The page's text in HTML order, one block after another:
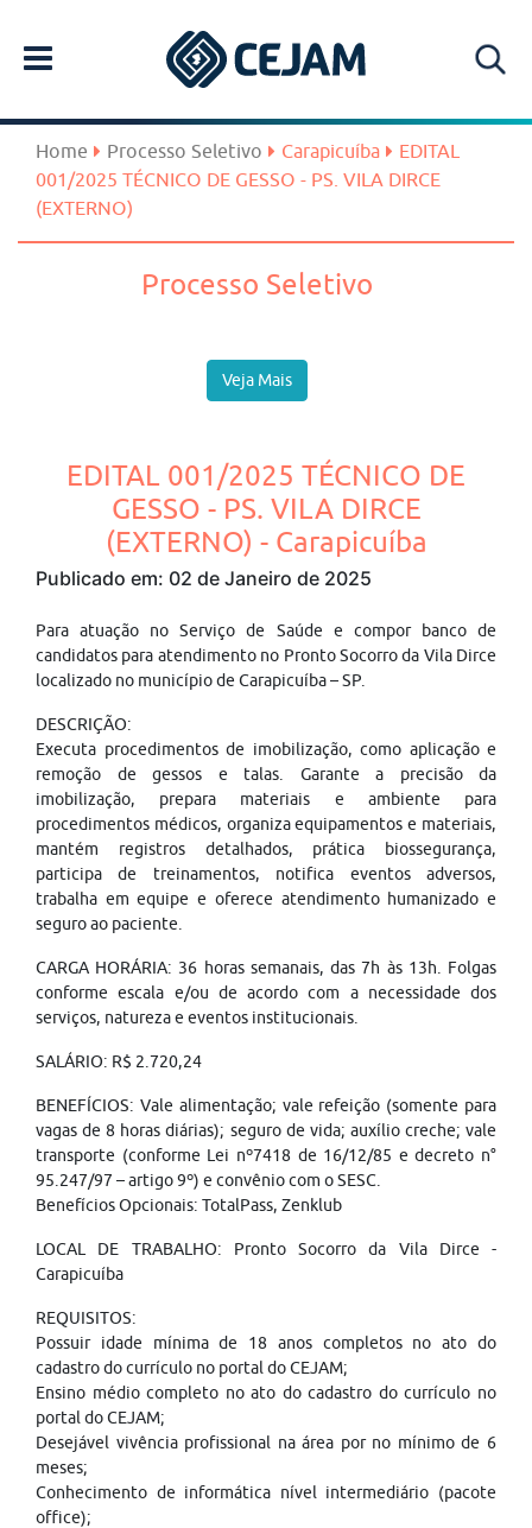
Home Processo Seletivo Carapicuíba
EDITAL
001/2025 TÉCNICO DE GESSO - PS. VILA DIRCE
(EXTERNO)
Processo Seletivo
Veja Mais
EDITAL 001/2025 TÉCNICO DE
GESSO - PS. VILA DIRCE
(EXTERNO) - Carapicuíba
Publicado em: 02 de Janeiro de 2025
Para atuação no Serviço de Saúde e compor banco de
candidatos para atendimento no Pronto Socorro da Vila Dirce
localizado no município de Carapicuíba – SP.
DESCRIÇÃO:
Executa procedimentos de imobilização, como aplicação e
remoção de gessos e talas. Garante a precisão da
imobilização, prepara materiais e ambiente para
procedimentos médicos, organiza equipamentos e materiais,
mantém registros detalhados, prática biossegurança,
participa de treinamentos, notifica eventos adversos,
trabalha em equipe e oferece atendimento humanizado e
seguro ao paciente.
CARGA HORÁRIA: 36 horas semanais, das 7h às 13h. Folgas
conforme escala e/ou de acordo com a necessidade dos
serviços, natureza e eventos institucionais.
SALÁRIO: R$ 2.720,24
BENEFÍCIOS: Vale alimentação; vale refeição (somente para
vagas de 8 horas diárias); seguro de vida; auxílio creche; vale
transporte (conforme Lei nº7418 de 16/12/85 e decreto n°
95.247/97 – artigo 9º) e convênio com o SESC.
Benefícios Opcionais: TotalPass, Zenklub
LOCAL DE TRABALHO: Pronto Socorro da Vila Dirce -
Carapicuíba
REQUISITOS:
Possuir idade mínima de 18 anos completos no ato do
cadastro do currículo no portal do CEJAM;
Ensino médio completo no ato do cadastro do currículo no
portal do CEJAM;
Desejável vivência profissional na área por no mínimo de 6
meses;
Conhecimento de informática nível intermediário (pacote
office);